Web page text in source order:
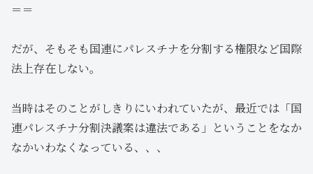
＝＝
だが、そもそも国連にパレスチナを分割する権限など国際
法上存在しない。
当時はそのことがしきりにいわれていたが、最近では「国
連パレスチナ分割決議案は違法である」ということをなか
なかいわなくなっている、、、